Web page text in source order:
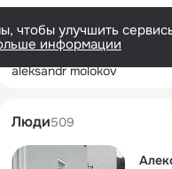
чтобы улучшить
информации
aleksandr molokov
Люди509